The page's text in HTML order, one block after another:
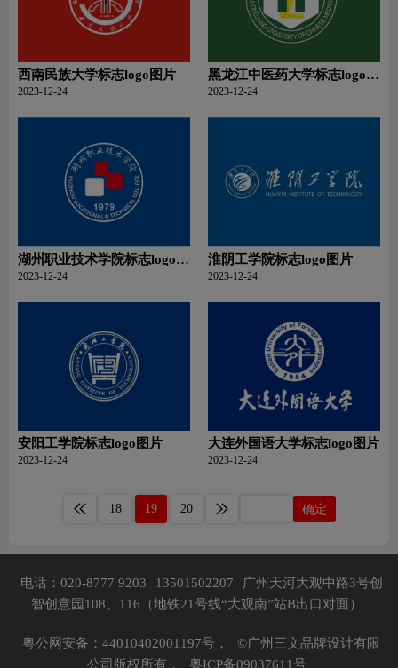
西南民族大学标志logo图片
2023-12-24
黑龙江中医药大学标志logo图
片
2023-12-24
湖州职业技术学院标志logo图
片
2023-12-24
淮阴工学院标志logo图片
2023-12-24
安阳工学院标志logo图片
2023-12-24
大连外国语大学标志logo图片
2023-12-24
18 19 20 确定
电话：020-8777 9203 13501502207
广州天河大观中路3号创
智创意园108、116（地铁21号线“大观南”站B出口对面）
粤公网安备：44010402001197号，
©广州三文品牌设计有限
公司版权所有，
粤ICP备09037611号